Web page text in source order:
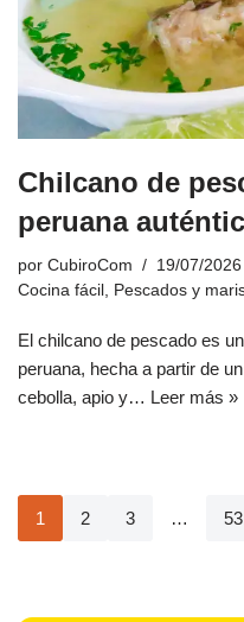
Chilcano de
peruana
por CubiroCom
19/07/2026
Cocina fácil Pescados y
El chilcano de pescado es
peruana, hecha a partir de
cebolla, apio y… Leer más »
1 2 3 … 53